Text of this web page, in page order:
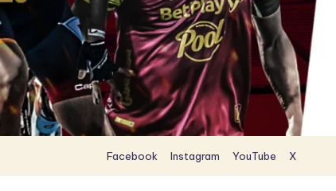
Facebook Instagram YouTube X